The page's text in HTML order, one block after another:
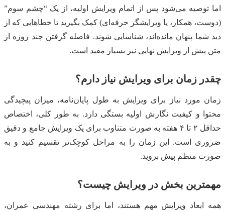
اما توصیه می‌شود پس از اتمام ویرایش اولیه، از یک “چشم سوم”
(دوست، همکار، یا ویرایشگر حرفه‌ای) کمک بگیرید تا خطاهایی که از
دید شما پنهان مانده‌اند، شناسایی شوند. فاصله گرفتن چند روزه از
متن پیش از ویرایش نهایی نیز بسیار مفید است.
چقدر زمان برای ویرایش نیاز دارم؟
زمان مورد نیاز برای ویرایش به طول پایان‌نامه، میزان پیچیدگی
محتوا و کیفیت نگارش اولیه بستگی دارد. به طور کلی، اختصاص
حداقل ۲ تا ۴ هفته به صورت متناوب برای یک ویرایش جامع و دقیق
ضروری است. این زمان را به مراحل کوچک‌تر تقسیم کنید و به
صورت منظم پیش بروید.
مهمترین بخش در ویرایش چیست؟
همه ابعاد ویرایش مهم هستند، اما برای رشته مهندسی عمران،